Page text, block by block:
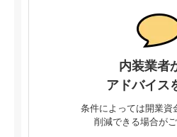
内装業者
アドバイス
条件によっては開業資
削減できる場合がご